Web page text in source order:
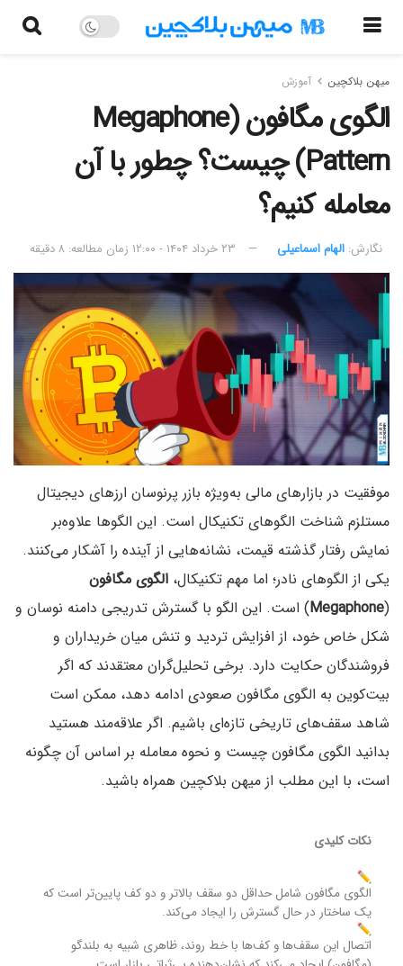
میهن بلاکچین آموزش
الگوی مگافون (Megaphone
Pattern) چیست؟ چطور با آن
معامله کنیم؟
نگارش:‌ الهام اسماعیلی ۲۳ خرداد ۱۴۰۴ - ۱۲:۰۰ زمان مطالعه: ۸ دقیقه
موفقیت در بازارهای مالی به‌ویژه بازر پرنوسان ارزهای دیجیتال
مستلزم شناخت الگوهای تکنیکال است. این الگوها علاوه‌بر
نمایش رفتار گذشته قیمت، نشانه‌هایی از آینده را آشکار می‌کنند.
یکی از الگوهای نادر؛ اما مهم تکنیکال، الگوی مگافون
(
Megaphone) است. این الگو با گسترش تدریجی دامنه نوسان و
شکل خاص خود، از افزایش تردید و تنش میان خریداران و
فروشندگان حکایت دارد. برخی تحلیل‌گران معتقدند که اگر
بیت‌کوین به الگوی مگافون صعودی ادامه دهد، ممکن است
شاهد سقف‌های تاریخی تازه‌ای باشیم. اگر علاقه‌مند هستید
بدانید الگوی مگافون چیست و نحوه معامله بر اساس آن چگونه
است، با این مطلب از میهن بلاکچین همراه باشید.
نکات کلیدی
الگوی مگافون شامل حداقل دو سقف بالاتر و دو کف پایین‌تر است که
یک ساختار در حال گسترش را ایجاد می‌کند.
اتصال این سقف‌ها و کف‌ها با خط روند، ظاهری شبیه به بلندگو